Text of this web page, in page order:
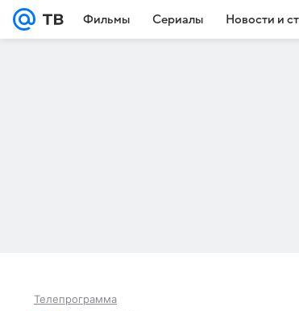
Фильмы Сериалы Новости и
Телепрограмма